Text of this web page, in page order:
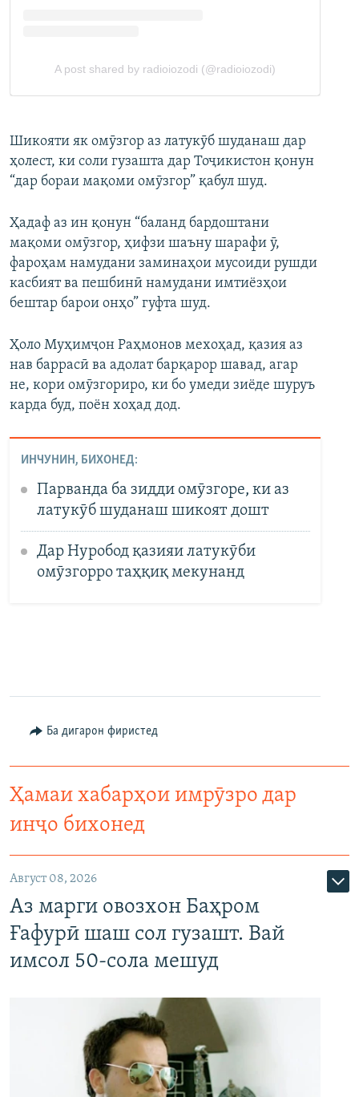
Шикояти як омӯзгор аз латукӯб шуданаш дар
ҳолест, ки соли гузашта дар Тоҷикистон қонун
“дар бораи мақоми омӯзгор” қабул шуд.
Ҳадаф аз ин қонун “баланд бардоштани
мақоми омӯзгор, ҳифзи шаъну шарафи ӯ,
фароҳам намудани заминаҳои мусоиди рушди
касбият ва пешбинӣ намудани имтиёзҳои
бештар барои онҳо” гуфта шуд.
Ҳоло Муҳимҷон Раҳмонов мехоҳад, қазия аз
нав баррасӣ ва адолат барқарор шавад, агар
не, кори омӯзгориро, ки бо умеди зиёде шуруъ
карда буд, поён хоҳад дод.
ИНЧУНИН, БИХОНЕД:
Парванда ба зидди омӯзгоре, ки аз
латукӯб шуданаш шикоят дошт
Дар Нуробод қазияи латукӯби
омӯзгорро таҳқиқ мекунанд
Ба дигарон фиристед
Ҳамаи хабарҳои имрӯзро дар
инҷо бихонед
Август 08, 2026
Аз марги овозхон Баҳром
Ғафурӣ шаш сол гузашт. Вай
имсол 50-сола мешуд